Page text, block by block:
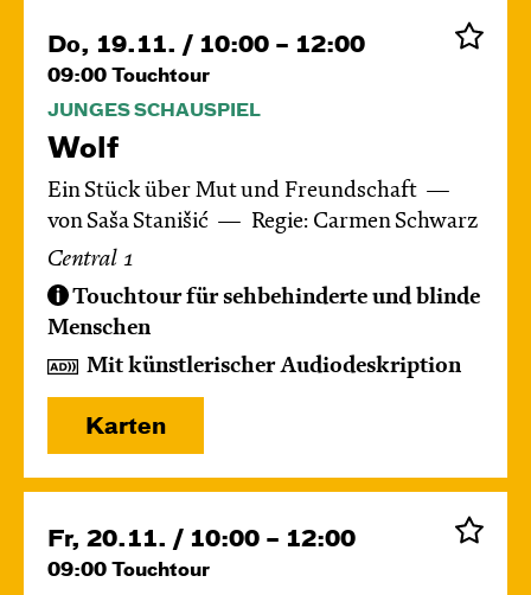
Do, 19.11. / 10:00 – 12:00
09:00 Touchtour
JUNGES SCHAUSPIEL
Wolf
Ein Stück über Mut und Freundschaft
von Saša Stanišić
Regie: Carmen Schwarz
Central 1
Touchtour für sehbehinderte und blinde
Menschen
Mit künstlerischer Audiodeskription
Karten
Fr, 20.11. / 10:00 – 12:00
09:00 Touchtour